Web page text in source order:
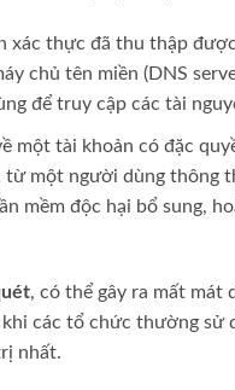
thực đã thu thập
chủ tên miền (DNS
để truy cập các tài
một tài khoản có đặc
từ một người dùng thông
mềm độc hại bổ sung,
, có thể gây ra mất mát
các tổ chức thường
nhất.